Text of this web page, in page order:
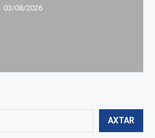
AXTAR
03/08/2026